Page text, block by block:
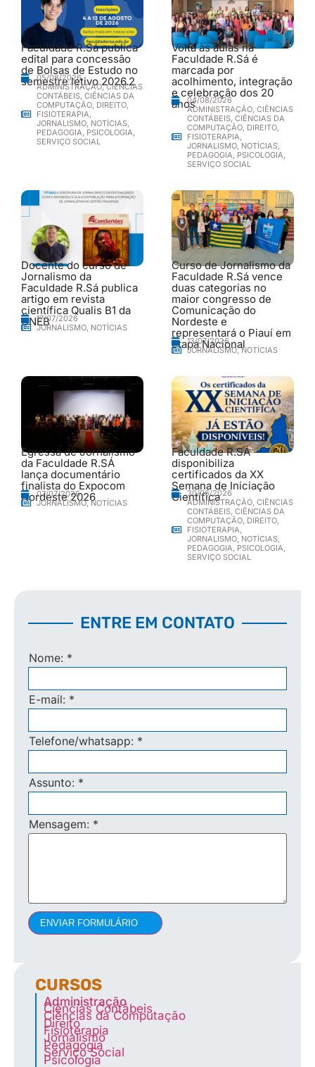
Faculdade R.Sá publica
edital para concessão
de Bolsas de Estudo no
semestre letivo 2026.2
05/08/2026
ADMINISTRAÇÃO,CIÊNCIAS
CONTÁBEIS CIÊNCIAS DA
COMPUTAÇÃO DIREITO
FISIOTERAPIA
JORNALISMO NOTÍCIAS
PEDAGOGIA PSICOLOGIA
SERVIÇO SOCIAL
Volta às aulas na
Faculdade R.Sá é
marcada por
acolhimento, integração
e celebração dos 20
anos04/08/2026
ADMINISTRAÇÃO CIÊNCIAS
CONTÁBEIS CIÊNCIAS DA
COMPUTAÇÃO DIREITO
FISIOTERAPIA
JORNALISMO NOTÍCIAS
PEDAGOGIA PSICOLOGIA
SERVIÇO SOCIAL
Docente do curso de
Jornalismo da
Faculdade R.Sá publica
artigo em revista
científica Qualis B1 da
UNEB17/07/2026
JORNALISMO, NOTÍCIAS
Curso de Jornalismo da
Faculdade R.Sá vence
duas categorias no
maior congresso de
Comunicação do
Nordeste e
representará o Piauí em
etapa Nacional
13/07/2026
JORNALISMO,NOTÍCIAS
Egressa de Jornalismo
da Faculdade R.SÁ
lança documentário
finalista do Expocom
Nordeste 2026
07/07/2026
JORNALISMO,NOTÍCIAS
Faculdade R.SÁ
disponibiliza
certificados da XX
Semana de Iniciação
Científica
30/06/2026
ADMINISTRAÇÃO, CIÊNCIAS
CONTÁBEIS, CIÊNCIAS DA
COMPUTAÇÃO, DIREITO,
FISIOTERAPIA,
JORNALISMO, NOTÍCIAS,
PEDAGOGIA, PSICOLOGIA,
SERVIÇO SOCIAL
ENTRE EM CONTATO
Nome: *
E-mail: *
Telefone/whatsapp: *
Assunto: *
Mensagem: *
ENVIAR FORMULÁRIO
CURSOS
Administração
Ciências Contábeis
Ciências da Computação
Direito
Fisioterapia
Jornalismo
Pedagogia
Serviço Social
Psicologia